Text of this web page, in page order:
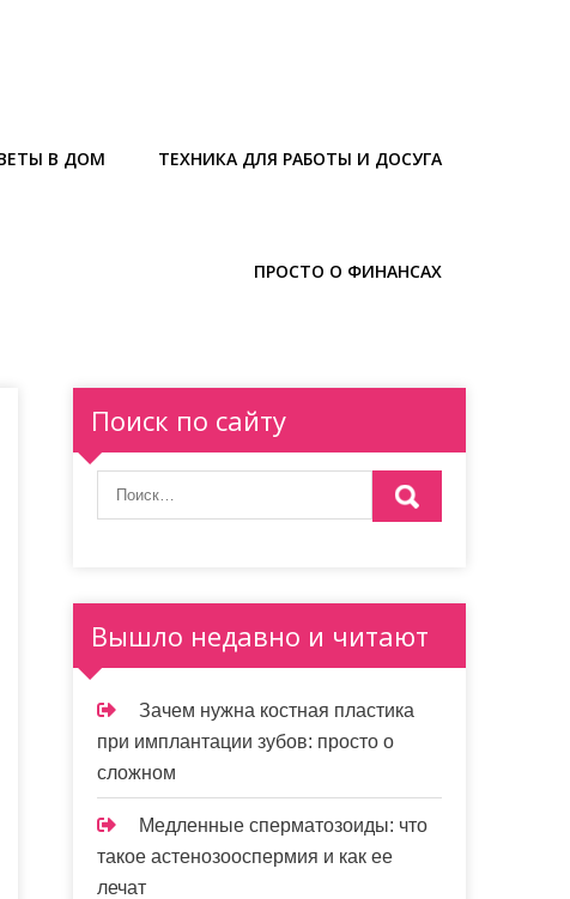
В ДОМ ТЕХНИКА ДЛЯ РАБОТЫ И ДОСУГА
ПРОСТО О ФИНАНСАХ
Поиск по сайту
Вышло недавно и читают
Зачем нужна костная пластика
при имплантации зубов: просто о
сложном
Медленные сперматозоиды: что
такое астенозооспермия и как ее
лечат